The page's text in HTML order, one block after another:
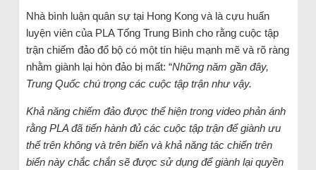
Nhà bình luận quân sự tại Hong Kong và là cựu huấn
luyện viên của PLA Tống Trung Bình cho rằng cuộc tập
trận chiếm đảo đổ bộ có một tín hiệu mạnh mẽ và rõ ràng
nhằm giành lại hòn đảo bị mất: “Những năm gần đây,
Trung Quốc chú trọng các cuộc tập trận như vậy.
Khả năng chiếm đảo được thể hiện trong video phản ánh
rằng PLA đã tiến hành đủ các cuộc tập trận để giành ưu
thế trên không và trên biển và khả năng tác chiến trên
biển này chắc chắn sẽ được sử dụng để giành lại quyền